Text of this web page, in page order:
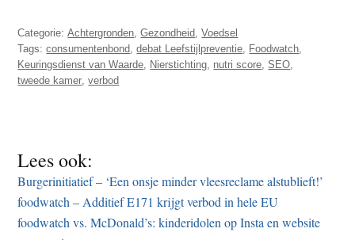
Categorie:Achtergronden,Gezondheid,Voedsel
Tags:consumentenbond,debat Leefstijlpreventie, Foodwatch,
Keuringsdienst van Waarde, Nierstichting, nutri score,SEO,
tweede kamer,verbod
Lees ook:
Burgerinitiatief – ‘Een onsje minder vleesreclame alstublieft!’
foodwatch – Additief E171 krijgt verbod in hele EU
foodwatch vs. McDonald’s: kinderidolen op Insta en website